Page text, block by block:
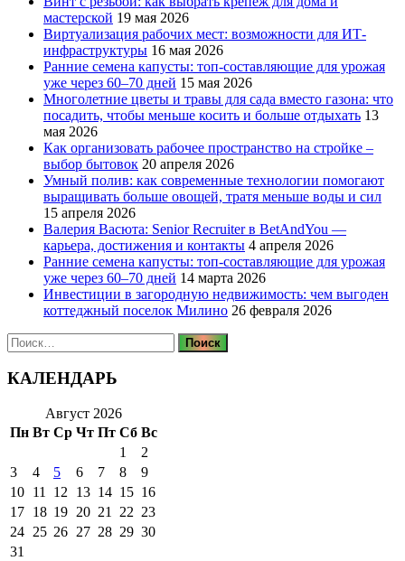
мастерской 19 мая 2026
Виртуализация рабочих мест: возможности для ИТ-
инфраструктуры 16 мая 2026
Ранние семена капусты: топ‑составляющие для урожая
уже через 60–70 дней 15 мая 2026
Многолетние цветы и травы для сада вместо газона: что
посадить, чтобы меньше косить и больше отдыхать 13
мая 2026
Как организовать рабочее пространство на стройке –
выбор бытовок 20 апреля 2026
Умный полив: как современные технологии помогают
выращивать больше овощей, тратя меньше воды и сил
15 апреля 2026
Валерия Васюта: Senior Recruiter в BetAndYou —
карьера, достижения и контакты 4 апреля 2026
Ранние семена капусты: топ‑составляющие для урожая
уже через 60–70 дней 14 марта 2026
Инвестиции в загородную недвижимость: чем выгоден
коттеджный поселок Милино 26 февраля 2026
Найти:
КАЛЕНДАРЬ
Август 2026
Пн Вт Ср Чт Пт Сб Вс
1
2
3
4 5 6 7 8
9
10 11 12 13 14 15 16
17 18 19 20 21 22 23
24 25 26 27 28 29 30
31